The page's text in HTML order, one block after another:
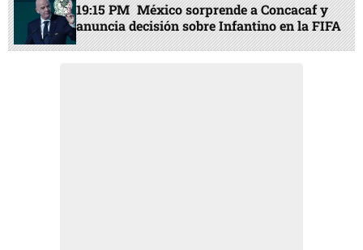
19:15 PM México sorprende a Concacaf y
anuncia decisión sobre Infantino en la FIFA